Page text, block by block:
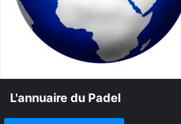
L'annuaire du Padel